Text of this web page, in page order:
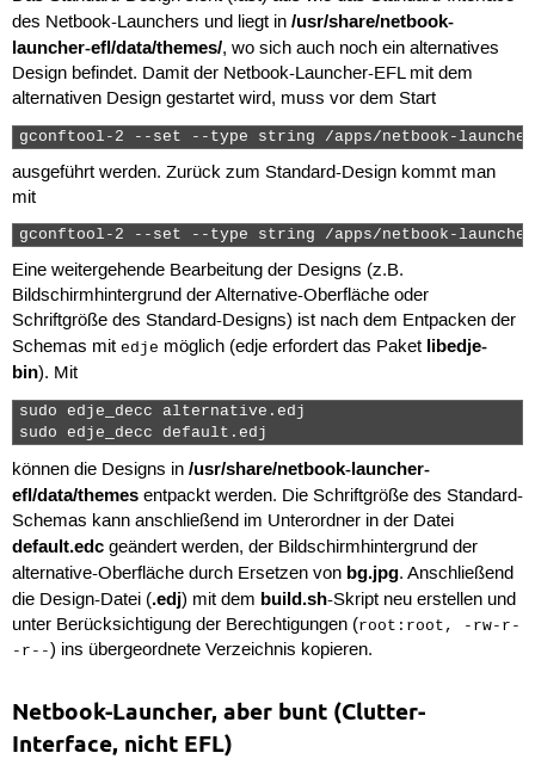
des Netbook-Launchers und liegt in /usr/share/netbook-
launcher-efl/data/themes/, wo sich auch noch ein alternatives
Design befindet. Damit der Netbook-Launcher-EFL mit dem
alternativen Design gestartet wird, muss vor dem Start
gconftool-2 --set --type string /apps/netbook-
ausgeführt werden. Zurück zum Standard-Design kommt man
mit
gconftool-2 --set --type string /apps/netbook-
Eine weitergehende Bearbeitung der Designs (z.B.
Bildschirmhintergrund der Alternative-Oberfläche oder
Schriftgröße des Standard-Designs) ist nach dem Entpacken der
Schemas mit edje möglich (edje erfordert das Paket libedje-
bin). Mit
sudo edje_decc alternative.edj
sudo edje_decc default.edj
können die Designs in /usr/share/netbook-launcher-
efl/data/themesentpackt werden. Die Schriftgröße des Standard-
Schemas kann anschließend im Unterordner in der Datei
default.edcgeändert werden, der Bildschirmhintergrund der
alternative-Oberfläche durch Ersetzen von bg.jpg. Anschließend
die Design-Datei (.edj) mit dem build.sh-Skript neu erstellen und
unter Berücksichtigung der Berechtigungen (root:root, -rw-r-
-r--) ins übergeordnete Verzeichnis kopieren.
Netbook-Launcher, aber bunt (Clutter-
Interface, nicht EFL)